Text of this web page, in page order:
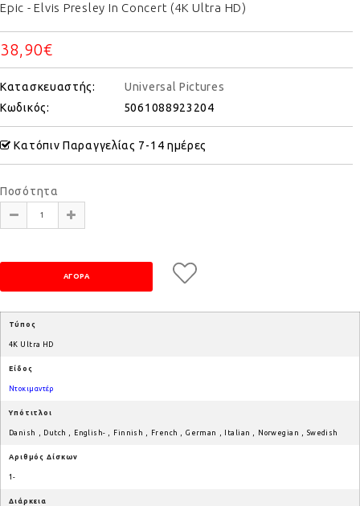
Epic - Elvis Presley In Concert (4K Ultra HD)
38,90€
Κατασκευαστής:
Universal Pictures
Κωδικός:
5061088923204
Κατόπιν Παραγγελίας 7-14 ημέρες
Ποσότητα
Τύπος
4K Ultra HD
Είδος
Ντοκιμαντέρ
Υπότιτλοι
Danish Dutch English- Finnish French ,German Italian Norwegian Swedish
Αριθμός Δίσκων
1-
Διάρκεια